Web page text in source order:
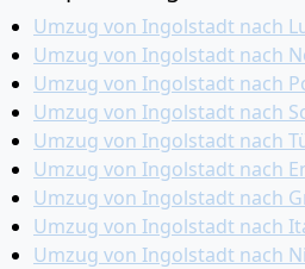
Umzug von Ingolstadt nach
Umzug von Ingolstadt nach
Umzug von Ingolstadt nach
Umzug von Ingolstadt nach
Umzug von Ingolstadt nach
Umzug von Ingolstadt nach
Umzug von Ingolstadt nach
Umzug von Ingolstadt nach
Umzug von Ingolstadt nach